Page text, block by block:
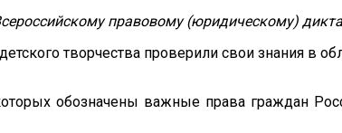
правовому (юридическому)
творчества проверили свои знания в
обозначены важные права граждан